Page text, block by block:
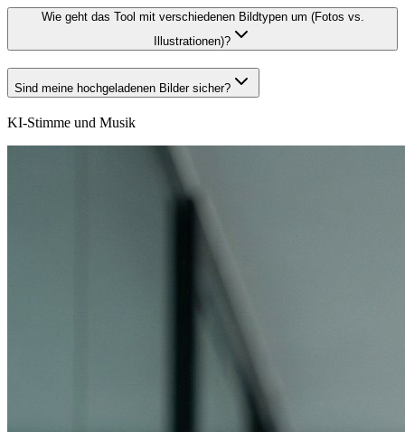
Wie geht das Tool mit verschiedenen Bildtypen um (Fotos vs.
Illustrationen)?
Sind meine hochgeladenen Bilder sicher?
KI-Stimme und Musik